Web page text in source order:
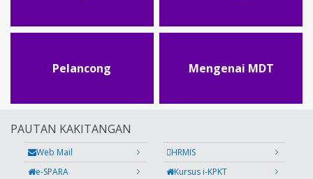
Pelancong Mengenai MDT
PAUTAN KAKITANGAN
Web Mail
HRMIS
e-SPARA
Kursus i-KPKT